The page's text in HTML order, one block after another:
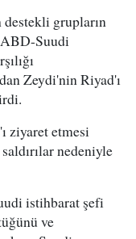
grupların
Suudi
Zeydi'nin Riyad'ı
ziyaret etmesi
nedeniyle
istihbarat şefi
ve